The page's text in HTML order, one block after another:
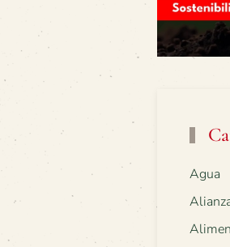
Agua